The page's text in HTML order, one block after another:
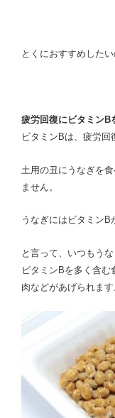
とくにおすすめした
疲労回復にビタミンB
ビタミンBは、疲労回
土用の丑にうなぎを
ません。
うなぎにはビタミンB
と言って、いつもう
ビタミンBを多く含
肉などがあげられます